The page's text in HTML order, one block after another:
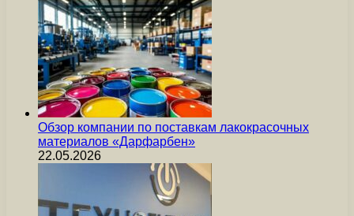
Обзор компании по поставкам лакокрасочных
материалов «Дарфарбен»
22.05.2026